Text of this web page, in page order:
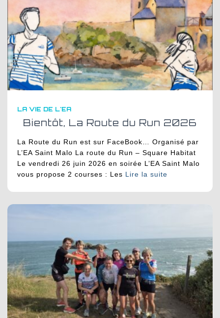
LA VIE DE L'EA
Bientôt, La Route du Run 2026
La Route du Run est sur FaceBook… Organisé par
L’EA Saint Malo La route du Run – Square Habitat
Le vendredi 26 juin 2026 en soirée L’EA Saint Malo
vous propose 2 courses : Les Lire la suite